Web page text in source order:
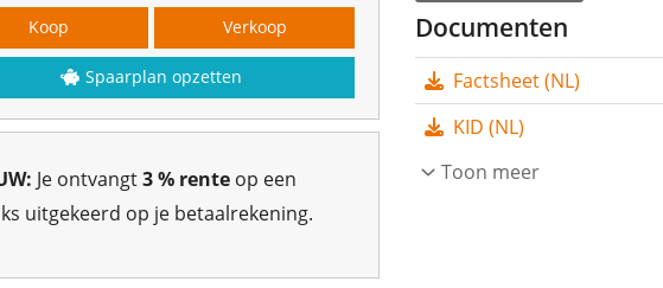
Koop Verkoop
Spaarplan opzetten
Je ontvangt3 % rente op een
uitgekeerd op je betaalrekening.
MSCI Europe Utilities
performance of the
index constituents). The
Documenten
Factsheet (NL)
KID (NL)
Toon meer